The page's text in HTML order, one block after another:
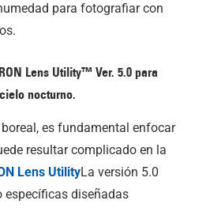
para fotografiar con
Lens Utility™ Ver. 5.0 para
nocturno.
es fundamental enfocar
resultar complicado en la
Lens UtilityLa versión 5.0
específicas diseñadas